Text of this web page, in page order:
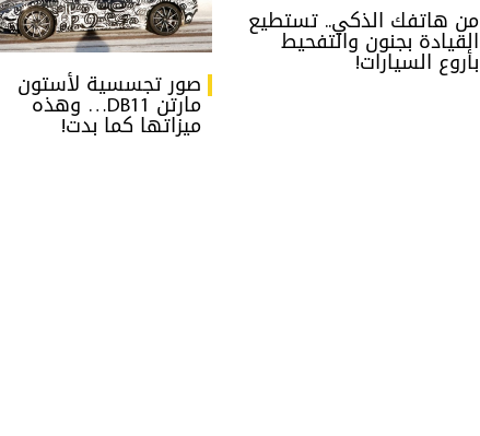
من هاتفك الذكي.. تستطيع
القيادة بجنون والتفحيط
بأروع السيارات!
صور تجسسية لأستون
مارتن DB11… وهذه
ميزاتها كما بدت!